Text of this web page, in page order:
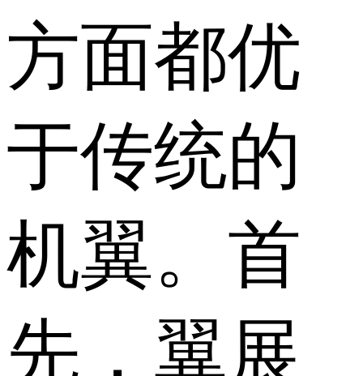
方面都优
于传统的
机翼。首
先，翼展